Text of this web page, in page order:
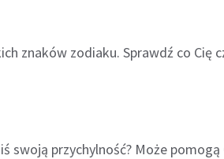
znaków zodiaku. Sprawdź co Cię
swoją przychylność? Może pomogą